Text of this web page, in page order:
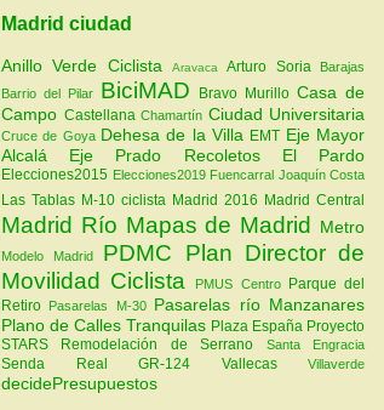
Madrid ciudad
Anillo Verde Ciclista AravacaArturo Soria
Barajas
Barrio del Pilar BiciMAD Bravo MurilloCasa de
Campo Castellana Chamartín Ciudad Universitaria
Cruce de Goya Dehesa de la Villa EMT Eje Mayor
Alcalá Eje Prado Recoletos El Pardo
Elecciones2015 Elecciones2019 Fuencarral Joaquín Costa
Las Tablas M-10 ciclista Madrid 2016 Madrid Central
Madrid Río Mapas de Madrid Metro
Modelo Madrid PDMC Plan Director de
Movilidad Ciclista
PMUS Centro Parque del
Retiro Pasarelas M-30 Pasarelas río Manzanares
Plano de Calles Tranquilas Plaza España Proyecto
STARS Remodelación de Serrano Santa Engracia
Senda Real GR-124 Vallecas Villaverde
decidePresupuestos